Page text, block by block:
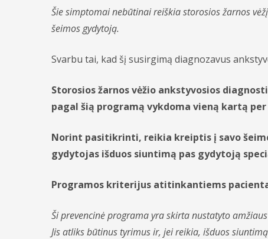
Šie simptomai nebūtinai reiškia storosios žarnos
šeimos gydytoją.
Svarbu tai, kad šį susirgimą diagnozavus
Storosios žarnos vėžio ankstyvosios
pagal šią programą vykdoma vieną kartą
Norint pasitikrinti, reikia kreiptis į savo
gydytojas išduos siuntimą pas gydytoją
Programos kriterijus atitinkantiems
Ši prevencinė programa yra skirta nustatyto
Jis atliks būtinus tyrimus ir, jei reikia, išduos